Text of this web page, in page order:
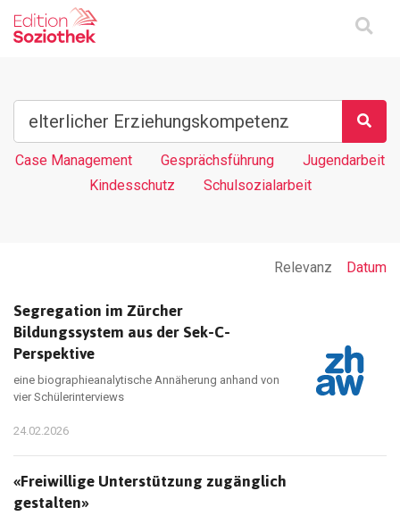
Case Management Gesprächsführung
Jugendarbeit
Kindesschutz
Schulsozialarbeit
Relevanz Datum
Segregation im Zürcher
Bildungssystem aus der Sek-C-
Perspektive
eine biographieanalytische Annäherung anhand von
vier Schülerinterviews
24.02.2026
«Freiwillige Unterstützung zugänglich
gestalten»